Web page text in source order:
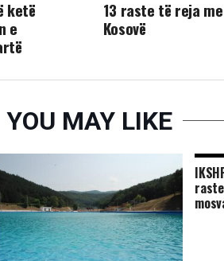
13 raste të reja me
Kosovë
ketë
e
YOU MAY LIKE